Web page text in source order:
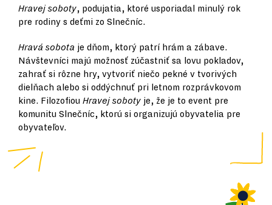
Hravej soboty, podujatia, ktoré usporiadal minulý rok
pre rodiny s deťmi zo Slnečníc.
Hravá sobota je dňom, ktorý patrí hrám a zábave.
Návštevníci majú možnosť zúčastniť sa lovu pokladov,
zahrať si rôzne hry, vytvoriť niečo pekné v tvorivých
dielňach alebo si oddýchnuť pri letnom rozprávkovom
kine. Filozofiou Hravej soboty je, že je to event pre
komunitu Slnečníc, ktorú si organizujú obyvatelia pre
obyvateľov.